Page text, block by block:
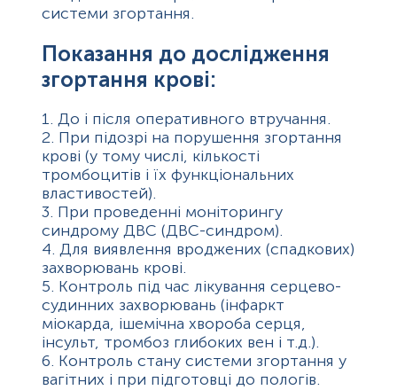
системи згортання.
Показання до дослідження
згортання крові:
1. До і після оперативного втручання.
2. При підозрі на порушення згортання
крові (у тому числі, кількості
тромбоцитів і їх функціональних
властивостей).
3. При проведенні моніторингу
синдрому ДВС (ДВС-синдром).
4. Для виявлення вроджених (спадкових)
захворювань крові.
5. Контроль під час лікування серцево-
судинних захворювань (інфаркт
міокарда, ішемічна хвороба серця,
інсульт, тромбоз глибоких вен і т.д.).
6. Контроль стану системи згортання у
вагітних і при підготовці до пологів.